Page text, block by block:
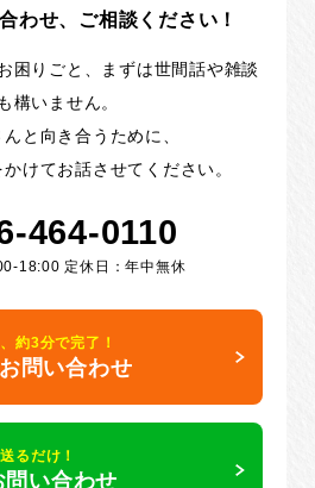
わせ、ご相談ください！
困りごと、まずは世間話や雑談
構いません。
と向き合うために、
けてお話させてください。
464-0110
18:00 定休日：年中無休
約3分で完了！
問い合わせ
るだけ！
い合わせ